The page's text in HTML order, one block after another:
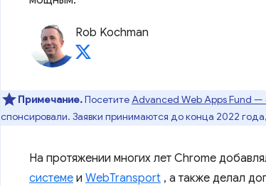
Rob Kochman
Примечание.ПосетитеAdvanced Web Apps Fund —
спонсировали. Заявки принимаются до конца 2022
На протяжении многих лет Chrome
системе и WebTransport , а также делал